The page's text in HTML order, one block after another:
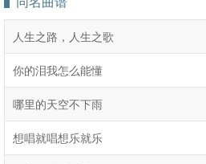
人生之路，人生之歌
你的泪我怎么能懂
哪里的天空不下雨
想唱就唱想乐就乐